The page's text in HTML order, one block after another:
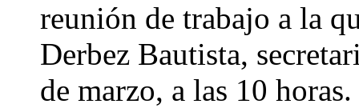
reunión de trabajo a la
Derbez Bautista,
de marzo, a las 10 horas.